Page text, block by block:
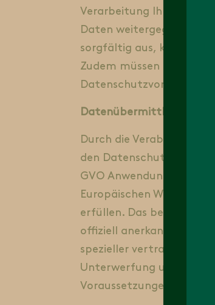
Verarbeitung Ihrer
Daten weitergegeben
sorgfältig aus,
Zudem müssen die
Datenschutzvorschriften
Datenübermittlung in
Durch die
den Datenschutz in
GVO Anwendung findet.
Europäischen
erfüllen. Das bedeutet,
offiziell anerkannte
spezieller vertraglicher
Unterwerfung unter das
Voraussetzungen.